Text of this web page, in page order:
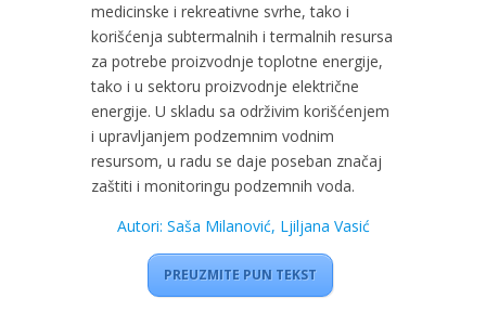
medicinske i rekreativne svrhe, tako i
korišćenja subtermalnih i termalnih resursa
za potrebe proizvodnje toplotne energije,
tako i u sektoru proizvodnje električne
energije. U skladu sa održivim korišćenjem
i upravljanjem podzemnim vodnim
resursom, u radu se daje poseban značaj
zaštiti i monitoringu podzemnih voda.
Autori: Saša Milanović, Ljiljana Vasić
PREUZMITE PUN TEKST